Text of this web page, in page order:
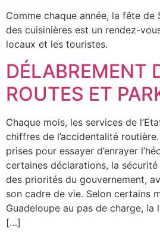
Comme chaque année, la fête
des cuisinières est un rendez-
locaux et les touristes.
DÉLABREMENT
ROUTES ET
Chaque mois, les services de
chiffres de l’accidentalité
prises pour essayer d’enrayer
certaines déclarations, la sécurité
des priorités du gouvernement,
son cadre de vie. Selon certains
Guadeloupe au pas de charge, la
[…]